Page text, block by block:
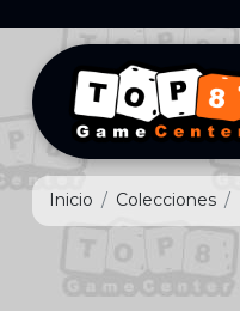
Inicio Colecciones